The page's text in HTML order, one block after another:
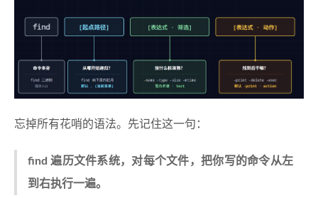
忘掉所有花哨的语法。先记住这一句：
find 遍历文件系统，对每个文件，把你写的命令从左
到右执行一遍。